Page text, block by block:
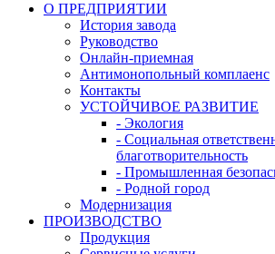
О ПРЕДПРИЯТИИ
История завода
Руководство
Онлайн-приемная
Антимонопольный комплаенс
Контакты
УСТОЙЧИВОЕ РАЗВИТИЕ
- Экология
- Социальная
благотворительность
- Промышленная
- Родной город
Модернизация
ПРОИЗВОДСТВО
Продукция